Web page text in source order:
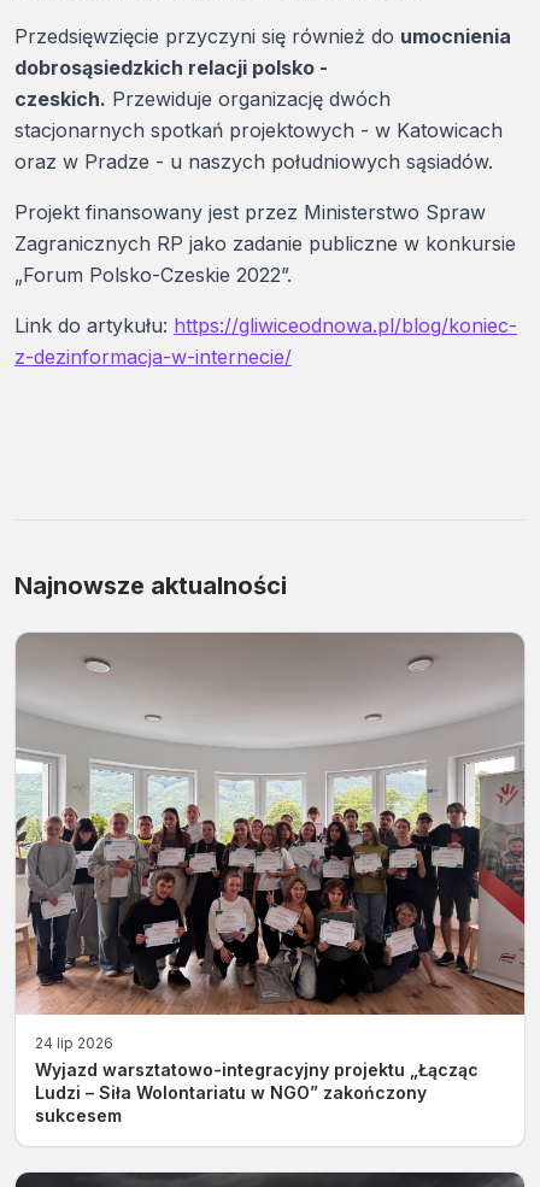
Przedsięwzięcie przyczyni się również do umocnienia
dobrosąsiedzkich relacji polsko -
czeskich. Przewiduje organizację dwóch
stacjonarnych spotkań projektowych - w Katowicach
oraz w Pradze - u naszych południowych sąsiadów.
Projekt finansowany jest przez Ministerstwo Spraw
Zagranicznych RP jako zadanie publiczne w konkursie
„Forum Polsko-Czeskie 2022”.
Link do artykułu: https://gliwiceodnowa.pl/blog/koniec-
z-dezinformacja-w-internecie/
Najnowsze aktualności
24 lip 2026
Wyjazd warsztatowo-integracyjny projektu „Łącząc
Ludzi – Siła Wolontariatu w NGO” zakończony
sukcesem